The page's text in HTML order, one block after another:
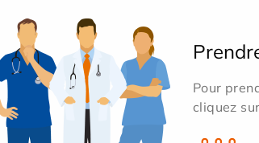
Pour
cliquez